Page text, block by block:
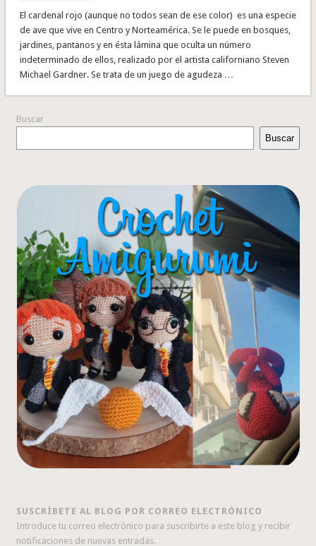
El cardenal rojo (aunque no todos sean de ese color) es una especie
de ave que vive en Centro y Norteamérica. Se le puede en bosques,
jardines, pantanos y en ésta lámina que oculta un número
indeterminado de ellos, realizado por el artista californiano Steven
Michael Gardner. Se trata de un juego de agudeza …
Buscar
Buscar
SUSCRÍBETE AL BLOG POR CORREO ELECTRÓNICO
Introduce tu correo electrónico para suscribirte a este blog y recibir
notificaciones de nuevas entradas.